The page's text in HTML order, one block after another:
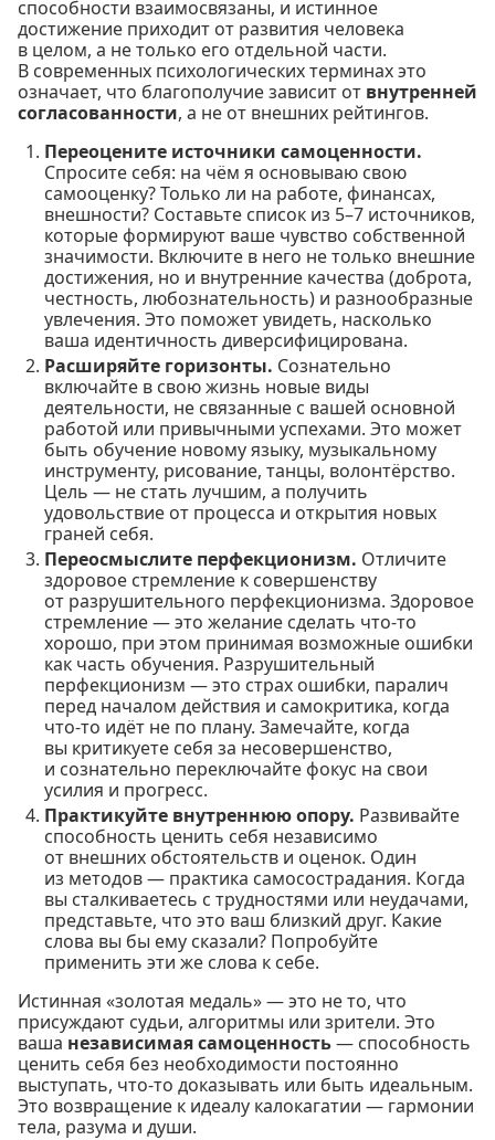
способности взаимосвязаны, и истинное
достижение приходит от развития человека
в целом, а не только его отдельной части.
В современных психологических терминах это
означает, что благополучие зависит от внутренней
согласованности, а не от внешних рейтингов.
Переоцените источники самоценности.
Спросите себя: на чём я основываю свою
самооценку? Только ли на работе, финансах,
внешности? Составьте список из 5–7 источников,
которые формируют ваше чувство собственной
значимости. Включите в него не только внешние
достижения, но и внутренние качества (доброта,
честность, любознательность) и разнообразные
увлечения. Это поможет увидеть, насколько
ваша идентичность диверсифицирована.
Расширяйте горизонты. Сознательно
включайте в свою жизнь новые виды
деятельности, не связанные с вашей основной
работой или привычными успехами. Это может
быть обучение новому языку, музыкальному
инструменту, рисование, танцы, волонтёрство.
Цель — не стать лучшим, а получить
удовольствие от процесса и открытия новых
граней себя.
Переосмыслите перфекционизм. Отличите
здоровое стремление к совершенству
от разрушительного перфекционизма. Здоровое
стремление — это желание сделать что-то
хорошо, при этом принимая возможные ошибки
как часть обучения. Разрушительный
перфекционизм — это страх ошибки, паралич
перед началом действия и самокритика, когда
что-то идёт не по плану. Замечайте, когда
вы критикуете себя за несовершенство,
и сознательно переключайте фокус на свои
усилия и прогресс.
Практикуйте внутреннюю опору. Развивайте
способность ценить себя независимо
от внешних обстоятельств и оценок. Один
из методов — практика самосострадания. Когда
вы сталкиваетесь с трудностями или неудачами,
представьте, что это ваш близкий друг. Какие
слова вы бы ему сказали? Попробуйте
применить эти же слова к себе.
Истинная «золотая медаль» — это не то, что
присуждают судьи, алгоритмы или зрители. Это
ваша независимая самоценность— способность
ценить себя без необходимости постоянно
выступать, что-то доказывать или быть идеальным.
Это возвращение к идеалу калокагатии — гармонии
тела, разума и души.